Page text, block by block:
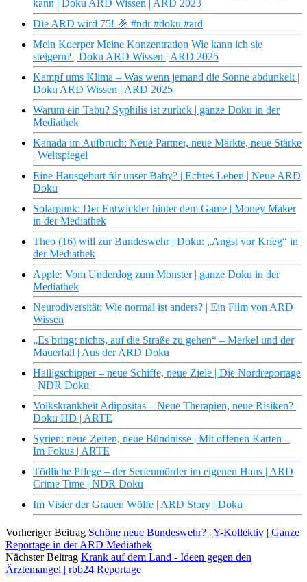
kann | Doku ARD Wissen | ARD 2023
Die ARD wird 75! 🎉 #ndr #doku #ard
Mein Koerper Meine Konzentration Wie kann ich sie
steigern? | Doku ARD Wissen | ARD 2025
Kampf ums Klima – Was wenn jemand die Sonne abdunkelt |
Doku ARD Wissen | ARD 2025
Warum ein Tabu? Syphilis ist zurück | ganze Doku in der
Mediathek
Kanada im Aufbruch: Neue Partner, neue Märkte, neue Stärke
| Weltspiegel
Eine Hausgeburt für unser Baby? | Echtes Leben | Neue ARD
Doku
Solarpunk: Der Entwickler hinter dem Game | Money Maker
in der Mediathek
Theo (16) will zur Bundeswehr | Doku: „Angst vor Krieg“ in
der Mediathek
Apple: Vom Underdog zum Monster | ganze Doku in der
Mediathek
Neurodiversität: Wie normal ist anders? | Ein Film von ‪ARD
Wissen
„Es bringt nichts, auf die Straße zu gehen“ – Merkel und der
Mauerfall | Aus der ARD Doku
Halligschipper – neue Schiffe, neue Ziele | Die Nordreportage
| NDR Doku
Volkskrankheit Adipositas – Neue Therapien, neue Risiken? |
Doku HD | ARTE
Syrien: neue Zeiten, neue Bündnisse | Mit offenen Karten –
Im Fokus | ARTE
Tödliche Pflege – der Serienmörder im eigenen Haus | ARD
Crime Time | NDR Doku
Im Visier der Grauen Wölfe | ARD Story | Doku
Vorheriger Beitrag Schöne neue Bundeswehr? | Y-Kollektiv | Ganze
Reportage in der ARD Mediathek
Nächster Beitrag Krank auf dem Land - Ideen gegen den
Ärztemangel | rbb24 Reportage